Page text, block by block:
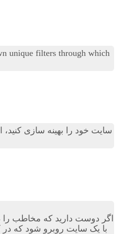
unique filters through which
اگر دوست دارید که مخاطب را